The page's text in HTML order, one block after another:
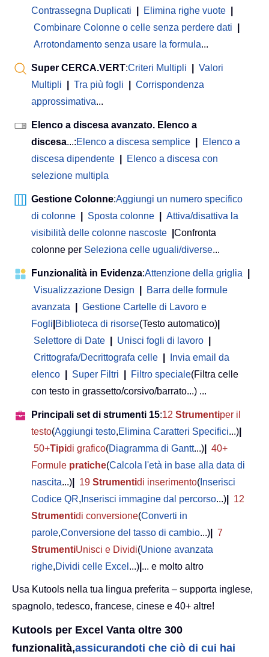
Contrassegna Duplicati
Elimina righe vuote
Combinare Colonne o celle senza perdere dati
Arrotondamento senza usare la formula...
Super CERCA.VERT:Criteri Multipli
Valori
Multipli
Tra più fogli
Corrispondenza
approssimativa...
Elenco a discesa avanzato. Elenco a
discesa...:Elenco a discesa semplice
Elenco a
discesa dipendente
Elenco a discesa con
selezione multipla
Gestione Colonne:Aggiungi un numero specifico
di colonne
Sposta colonne
Attiva/disattiva la
visibilità delle colonne nascoste
Confronta
colonne per Seleziona celle uguali/diverse...
Funzionalità in Evidenza:Attenzione della griglia
Visualizzazione Design
Barra delle formule
avanzata
Gestione Cartelle di Lavoro e
Fogli Biblioteca di risorse(Testo automatico)
Selettore di Date
Unisci fogli di lavoro
Crittografa/Decrittografa celle
Invia email da
elenco
Super Filtri Filtro speciale(Filtra celle
con testo in grassetto/corsivo/barrato...) ...
Principali set di strumenti 15:12 Strumentiper il
testo(Aggiungi testo,Elimina Caratteri Specifici...)
50+Tipidi grafico(Diagramma di Gantt...)
40+
Formule pratiche(Calcola l'età in base alla data di
nascita...) 19 Strumentidi inserimento( Inserisci
Codice QR, Inserisci immagine dal percorso...)
12
Strumentidi conversione(Converti in
parole,Conversione del tasso di cambio...)
7
StrumentiUnisci e Dividi(Unione avanzata
righe,Dividi celle Excel ...) ... e molto altro
Usa Kutools nella tua lingua preferita – supporta inglese,
spagnolo, tedesco, francese, cinese e 40+ altre!
Kutools per Excel Vanta oltre 300
funzionalità,assicurandoti che ciò di cui hai